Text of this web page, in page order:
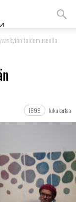
taidemuseolla
1898 lukukertaa